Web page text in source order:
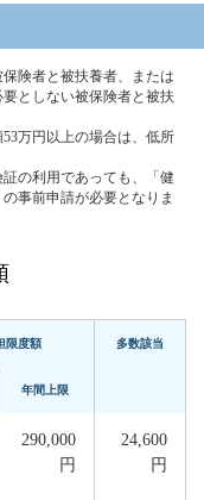
険者と被扶養者、または
としない被保険者と被扶
万円以上の場合は、低所
の利用であっても、「健
事前申請が必要となりま
限度額 多数該当
年間上限
290,000
円
24,600
円